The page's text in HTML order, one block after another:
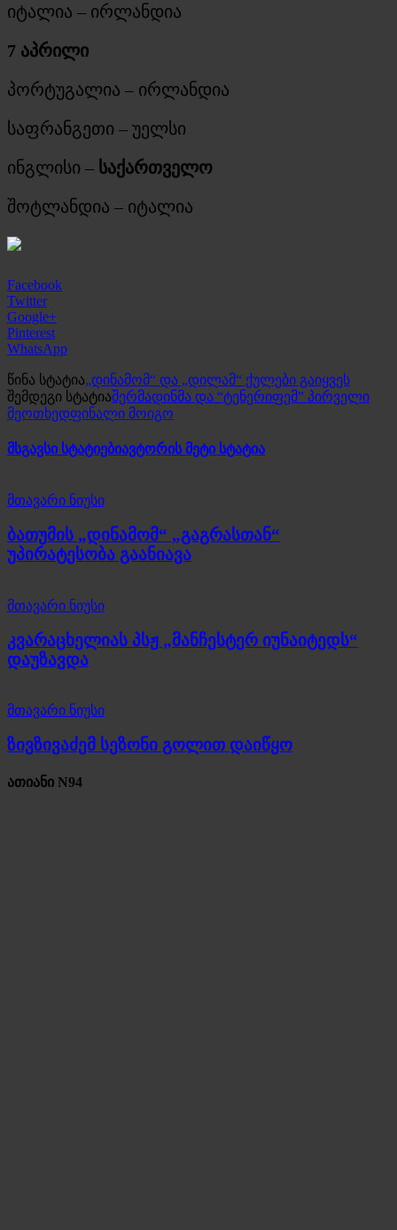
იტალია – ირლანდია
7 აპრილი
პორტუგალია – ირლანდია
საფრანგეთი – უელსი
ინგლისი – საქართველო
შოტლანდია – იტალია
Facebook
Twitter
Google+
Pinterest
WhatsApp
წინა სტატია„დინამომ“ და „დილამ“ ქულები გაიყვეს
შემდეგი სტატიაშერმადინმა და “ტენერიფემ” პირველი
მეოთხედფინალი მოიგო
მსგავსი სტატიებიავტორის მეტი სტატია
მთავარი ნიუსი
ბათუმის „დინამომ“ „გაგრასთან“
უპირატესობა გაანიავა
მთავარი ნიუსი
კვარაცხელიას პსჟ „მანჩესტერ იუნაიტედს“
დაუზავდა
მთავარი ნიუსი
ზივზივაძემ სეზონი გოლით დაიწყო
ათიანი N94